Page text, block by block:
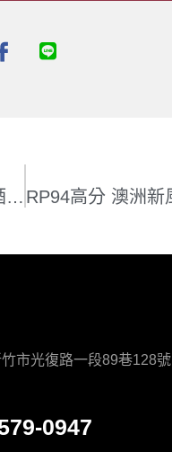
週五驚嚇現貨Go–大師專文高度讚賞 巧妙完美連結葡萄酒的啤酒 : Brasserie Levain
市光復路一段89巷128號
0947